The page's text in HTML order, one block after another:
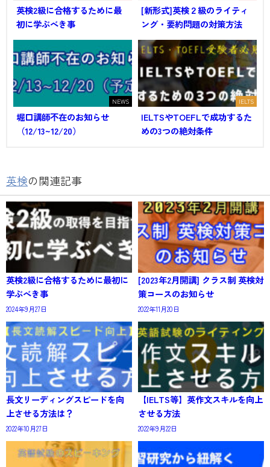
英検2級に合格するために最
初に学ぶべき事
[新形式]英検２級のライティ
ング・要約問題の対策方法
NEWS
堀口講師不在のお知らせ
（12/13~12/20）
IELTS
IELTSやTOEFLで成功するた
めの3つの絶対条件
英検の関連記事
英検2級に合格するために最初に
学ぶべき事
2024年9月27日
[2023年2月開講] クラス制 英検対
策コースのお知らせ
2022年11月20日
長文リーディングスピードを向
上させる方法は？
2022年10月27日
【IELTS等】英作文スキルを向上
させる方法
2022年9月22日